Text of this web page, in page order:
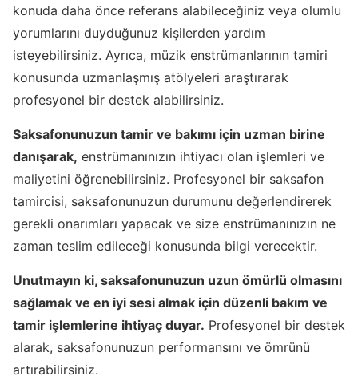
konuda daha önce referans alabileceğiniz veya olumlu
yorumlarını duyduğunuz kişilerden yardım
isteyebilirsiniz. Ayrıca, müzik enstrümanlarının tamiri
konusunda uzmanlaşmış atölyeleri araştırarak
profesyonel bir destek alabilirsiniz.
Saksafonunuzun tamir ve bakımı için uzman birine
danışarak, enstrümanınızın ihtiyacı olan işlemleri ve
maliyetini öğrenebilirsiniz. Profesyonel bir saksafon
tamircisi, saksafonunuzun durumunu değerlendirerek
gerekli onarımları yapacak ve size enstrümanınızın ne
zaman teslim edileceği konusunda bilgi verecektir.
Unutmayın ki, saksafonunuzun uzun ömürlü olmasını
sağlamak ve en iyi sesi almak için düzenli bakım ve
tamir işlemlerine ihtiyaç duyar. Profesyonel bir destek
alarak, saksafonunuzun performansını ve ömrünü
artırabilirsiniz.